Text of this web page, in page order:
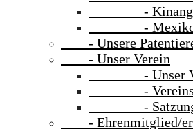
- Kinango
-
- Unsere
- Unser Verein
- Unser
-
- Satzung
- Ehrenmitglied/er